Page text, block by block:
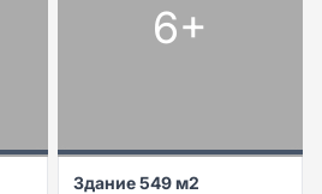
6+
Здание 549 м2